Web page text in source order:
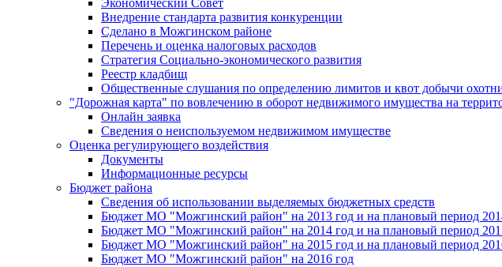
Внедрение стандарта развития конкуренции
Сделано в Можгинском районе
Перечень и оценка налоговых расходов
Стратегия Социально-экономического развития
Реестр кладбищ
Общественные слушания по определению лимитов и квот добычи
"Дорожная карта" по вовлечению в оборот недвижимого имущества на
Онлайн заявка
Сведения о неиспользуемом недвижимом имуществе
Оценка регулирующего воздействия
Документы
Информационные ресурсы
Бюджет района
Сведения об использовании выделяемых бюджетных средств
Бюджет МО "Можгинский район" на 2013 год и на плановый период
Бюджет МО "Можгинский район" на 2014 год и на плановый период
Бюджет МО "Можгинский район" на 2015 год и на плановый период
Бюджет МО "Можгинский район" на 2016 год